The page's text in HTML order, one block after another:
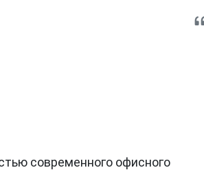
современного офисного